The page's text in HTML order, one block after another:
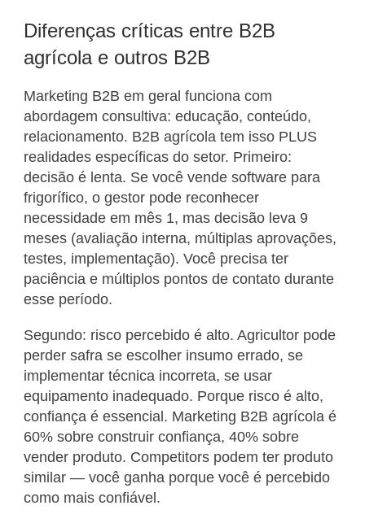
Diferenças críticas entre B2B
agrícola e outros B2B
Marketing B2B em geral funciona com
abordagem consultiva: educação, conteúdo,
relacionamento. B2B agrícola tem isso PLUS
realidades específicas do setor. Primeiro:
decisão é lenta. Se você vende software para
frigorífico, o gestor pode reconhecer
necessidade em mês 1, mas decisão leva 9
meses (avaliação interna, múltiplas aprovações,
testes, implementação). Você precisa ter
paciência e múltiplos pontos de contato durante
esse período.
Segundo: risco percebido é alto. Agricultor pode
perder safra se escolher insumo errado, se
implementar técnica incorreta, se usar
equipamento inadequado. Porque risco é alto,
confiança é essencial. Marketing B2B agrícola é
60% sobre construir confiança, 40% sobre
vender produto. Competitors podem ter produto
similar — você ganha porque você é percebido
como mais confiável.